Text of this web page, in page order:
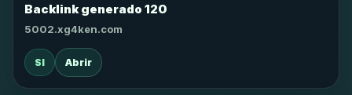
Backlink generado 120
5002.xg4ken.com
SI Abrir